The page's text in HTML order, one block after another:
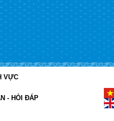
VỰC
- HỎI ĐÁP
TB-HĐKH) V/v đăng ký, đề xuất nhiệm